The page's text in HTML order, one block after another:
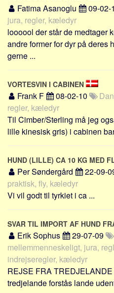
Grækenland
USA
Alle
Nøgleord
Job
Virksomhed
Investering
Forbrug
Social sikring og sundhed
Transport
Alle
Aspekter
Køb og salg
Økonomi
Jura og regler
Skatter og afgifter
Fatima Asanoglu 09-02-
jura, regler, kæledyr
loooool der står de medtager
andre former for dyr på deres
gerne ...
VORTESVIN I CABINEN
Frank F 08-02-10
regler, kæledyr
Til Cimber/Sterling må jeg
lille kinesisk gris) i cabinen
HUND (LILLE) CA 10 KG MED
Per Søndergård 22-09-
praktisk, fly, kæledyr
Vi vil godt til tyrkiet i ca ...
SVAR TIL IMPORT AF HUND
Erik Sophus 29-07-09
mellemmenneskeligt, jura,
indrejseregler, kæledyr
REJSE FRA
tredjelande forstås lande